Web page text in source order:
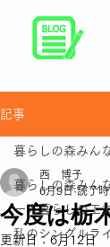
記事
暮らしの森みん
一人暮らしの工
私のシングルラ
暮らしの森みん
今度は栃
西 博子
6月9日 読了
更新日： 6月12日